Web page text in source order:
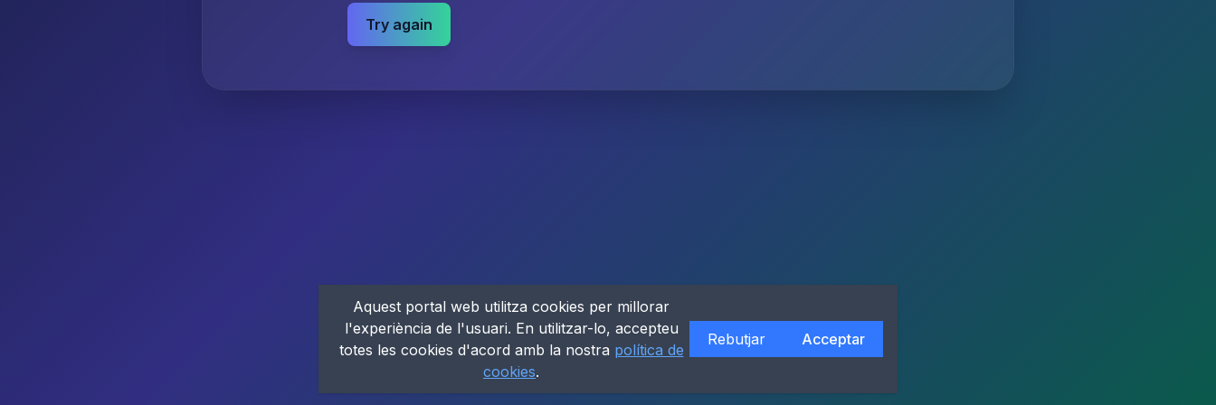
Try again
Aquest portal web utilitza cookies per millorar
l'experiència de l'usuari. En utilitzar-lo, accepteu
totes les cookies d'acord amb la nostra política de
cookies.
Rebutjar Acceptar